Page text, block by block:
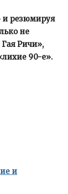
и резюмируя
не
Ричи»,
90-е».
и